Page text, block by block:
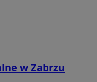
w Zabrzu